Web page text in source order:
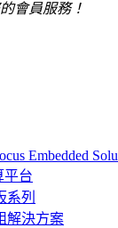
會員服務！
Embedded
平台
系列
解決方案